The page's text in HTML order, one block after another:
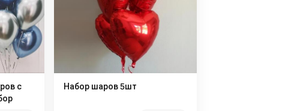
Набор шаров 5шт